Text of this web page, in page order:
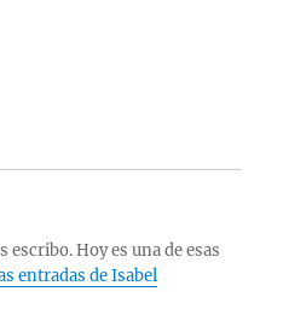
escribo. Hoy es una de esas
entradas de Isabel